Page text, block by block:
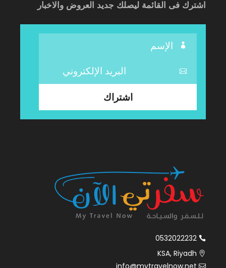
اشترك فى القائمة ليصلك جديد العروض والاخبار
0532022232
KSA, Riyadh